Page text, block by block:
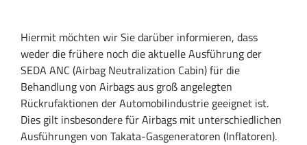
Hiermit möchten wir Sie darüber informieren, dass
weder die frühere noch die aktuelle Ausführung der
SEDA ANC (Airbag Neutralization Cabin) für die
Behandlung von Airbags aus groß angelegten
Rückrufaktionen der Automobilindustrie geeignet ist.
Dies gilt insbesondere für Airbags mit unterschiedlichen
Ausführungen von Takata-Gasgeneratoren (Inflatoren).